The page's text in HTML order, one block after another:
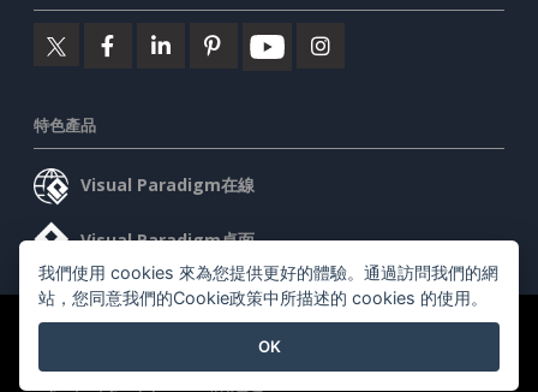
特色產品
Visual Paradigm在線
Visual Paradigm桌面
©2026 by Visual Paradigm. 版權所有。
我們使用 cookies 來為您提供更好的體驗。通過訪問我們的網
站，您同意我們的Cookie政策中所描述的 cookies 的使用。
OK